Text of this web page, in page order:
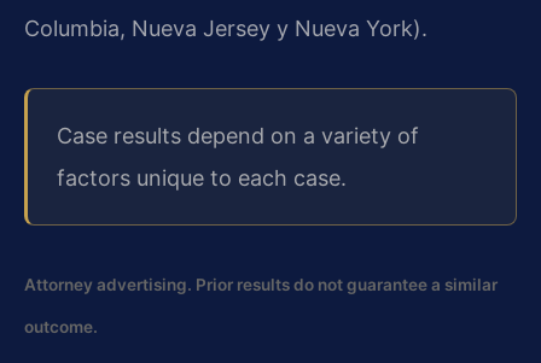
Columbia, Nueva Jersey y Nueva York).
Case results depend on a variety of
factors unique to each case.
Attorney advertising. Prior results do not guarantee a similar
outcome.